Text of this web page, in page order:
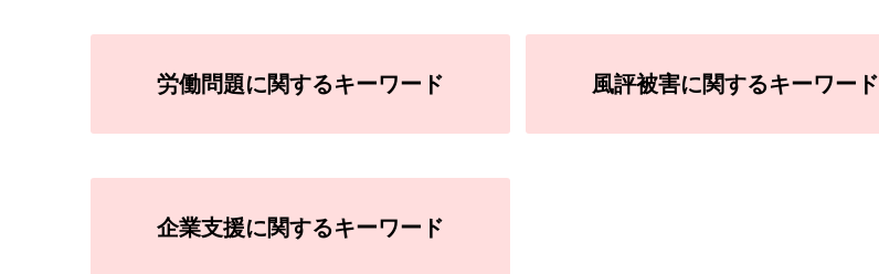
労働問題に関するキーワード 風評被害に関するキーワード
企業支援に関するキーワード